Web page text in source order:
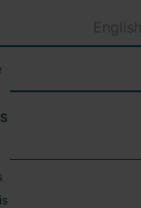
English